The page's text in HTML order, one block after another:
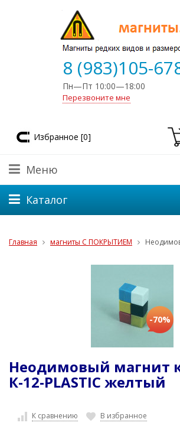
8 (983)105-
Пн—Пт 10:00—18:00
Перезвоните мне
Избранное [0]
Меню
Каталог
Главная магниты С ПОКРЫТИЕМ
-70%
Неодимовый магнит
К-12-PLASTIC желтый
К сравнению В избранное